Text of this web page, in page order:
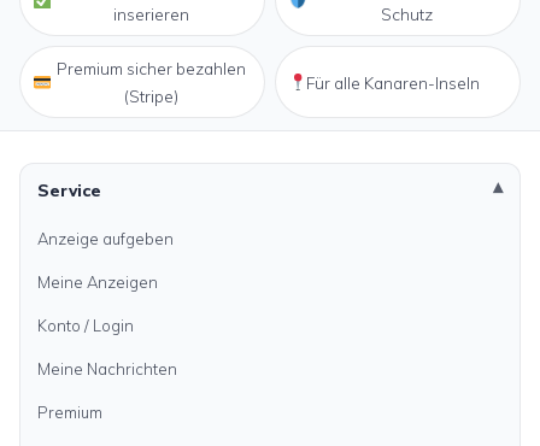
inserieren
Schutz
Premium sicher bezahlen
(Stripe)
Für alle Kanaren-Inseln
Service
Anzeige aufgeben
Meine Anzeigen
Konto / Login
Meine Nachrichten
Premium